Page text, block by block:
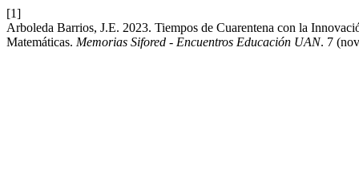
[1]
Arboleda Barrios, J.E. 2023. Tiempos de Cuarentena con la
Matemáticas. Memorias Sifored - Encuentros Educación UAN. 7